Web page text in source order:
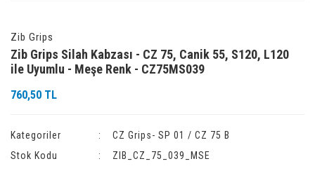
Zib Grips
Zib Grips Silah Kabzası - CZ 75, Canik 55, S120, L120
ile Uyumlu - Meşe Renk - CZ75MS039
760,50 TL
Kategoriler
CZ Grips- SP 01 / CZ 75 B
Stok Kodu
ZIB_CZ_75_039_MSE